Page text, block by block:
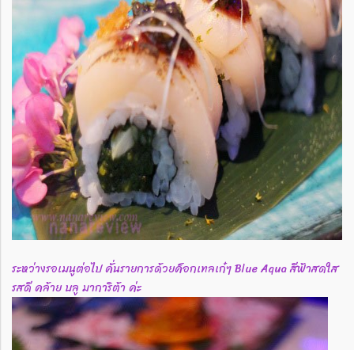
ระหว่างรอเมนูต่อไป คั่นรายการด้วยค็อกเทลเก๋ๆ Blue Aqua สีฟ้าสดใส
รสดี คล้าย บลู มาการิต้า ค่ะ